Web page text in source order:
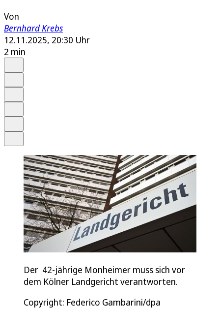
Von
Bernhard Krebs
12.11.2025, 20:30 Uhr
2 min
Der 42-jährige Monheimer muss sich vor
dem Kölner Landgericht verantworten.
Copyright: Federico Gambarini/dpa